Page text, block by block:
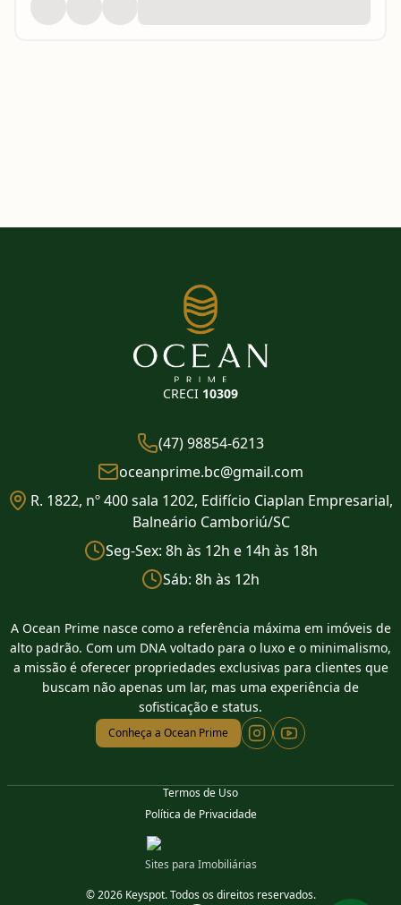
CRECI 10309
(47) 98854-6213
oceanprime.bc@gmail.com
R. 1822, nº 400 sala 1202, Edifício Ciaplan Empresarial,
Balneário Camboriú/SC
Seg-Sex: 8h às 12h e 14h às 18h
Sáb: 8h às 12h
A Ocean Prime nasce como a referência máxima em imóveis de
alto padrão. Com um DNA voltado para o luxo e o minimalismo,
a missão é oferecer propriedades exclusivas para clientes que
buscam não apenas um lar, mas uma experiência de
sofisticação e status.
Conheça a Ocean Prime
Termos de Uso
Política de Privacidade
Sites para Imobiliárias
© 2026 Keyspot. Todos os direitos reservados.